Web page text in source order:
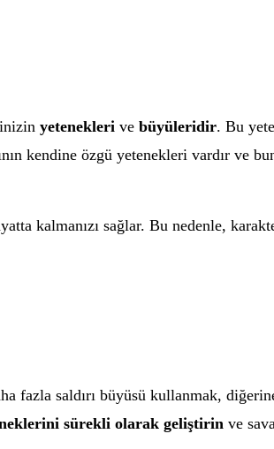
yetenekleri ve büyüleridir. Bu
kendine özgü yetenekleri vardır ve
kalmanızı sağlar. Bu nedenle,
fazla saldırı büyüsü kullanmak,
sürekli olarak geliştirin ve